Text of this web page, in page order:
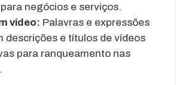
negócios e serviços.
vídeo: Palavras e expressões
descrições e títulos de vídeos
para ranqueamento nas